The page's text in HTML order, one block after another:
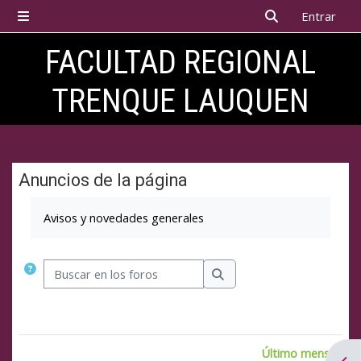
Salta al contenido principal
Panel lateral
Selector de
Entrar
FACULTAD REGIONAL
TRENQUE LAUQUEN
Anuncios de la página
Avisos y novedades generales
Buscar en los foros
Buscar en los foros
Último mensaje